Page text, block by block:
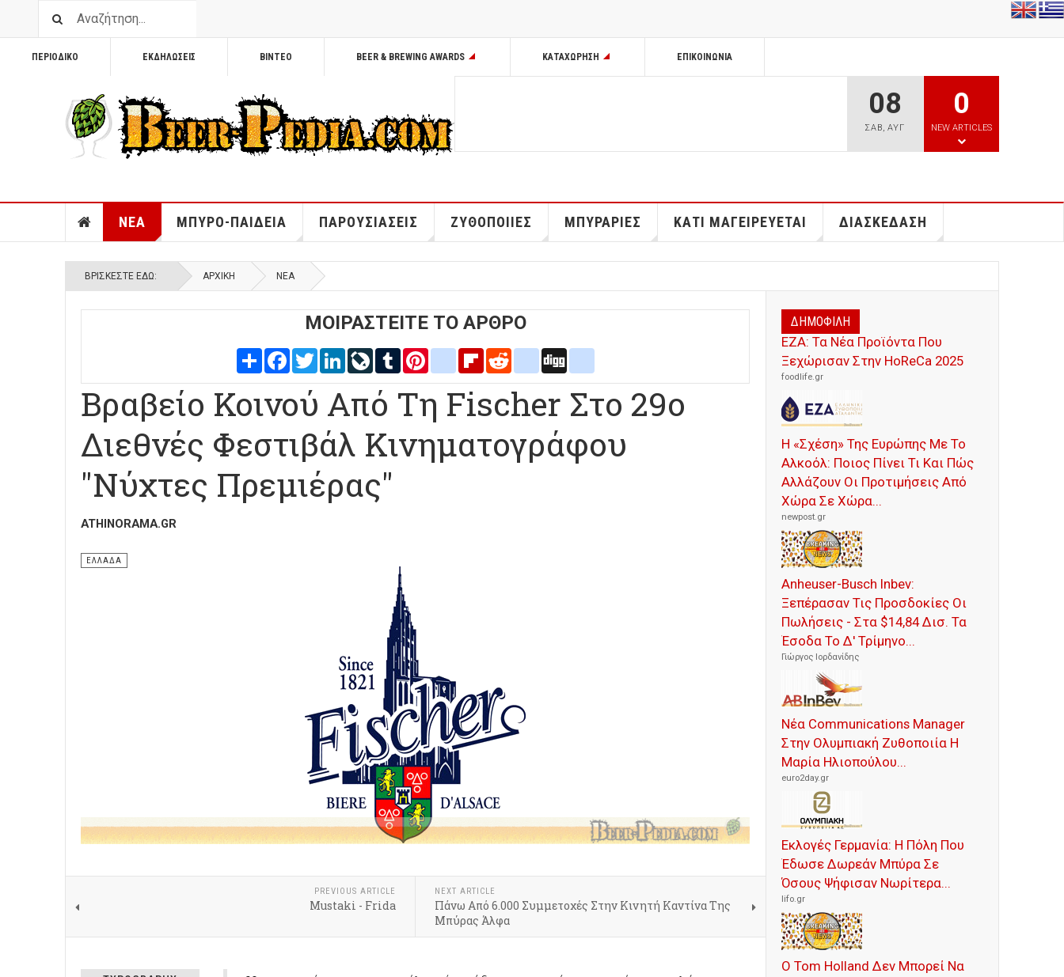
ΠΕΡΙΟΔΙΚΟ ΕΚΔΗΛΩΣΕΙΣ ΒΙΝΤΕΟ BEER & BREWING AWARDS ΚΑΤΑΧΩΡΗΣΗ ΕΠΙΚΟΙΝΩΝΊΑ
08
ΣΑΒ,ΑΥΓ
0
NEW ARTICLES
ΝΕΑ ΜΠΥΡΟ-ΠΑΙΔΕΙΑ ΠΑΡΟΥΣΙΑΣΕΙΣ ΖΥΘΟΠΟΙΙΕΣ ΜΠΥΡΑΡΙΕΣ ΚΑΤΙ ΜΑΓΕΙΡΕΥΕΤΑΙ ΔΙΑΣΚΕΔΑΣΗ
ΒΡΊΣΚΕΣΤΕ ΕΔΏ: ΑΡΧΙΚΉ ΝΕΑ
ΜΟΙΡΑΣΤΕΙΤΕ ΤΟ ΑΡΘΡΟ
Share FacebookTwitterLinkedInLiveJournal
Tumblr Pinterestblogger_post
FlipboardRedditdelicious
Βραβείο Κοινού Από Τη Fischer Στο 29o
Διεθνές Φεστιβάλ Κινηματογράφου
"Νύχτες Πρεμιέρας"
ATHINORAMA.GR
ΕΛΛΑΔΑ
PREVIOUS ARTICLE
Mustaki - Frida
NEXT ARTICLE
Πάνω Από 6.000 Συμμετοχές Στην Κινητή Καντίνα Της
Μπύρας Άλφα
ΔΗΜΟΦΙΛΗ
ΕΖΑ: Τα Νέα Προϊόντα Που
Ξεχώρισαν Στην HoReCa 2025
foodlife.gr
Η «Σχέση» Της Ευρώπης Με Το
Αλκοόλ: Ποιος Πίνει Τι Και Πώς
Αλλάζουν Οι Προτιμήσεις Από
Χώρα Σε Χώρα...
newpost.gr
Anheuser-Busch Inbev:
Ξεπέρασαν Τις Προσδοκίες Οι
Πωλήσεις - Στα $14,84 Δισ. Τα
Έσοδα Το Δ' Τρίμηνο...
Γιώργος Ιορδανίδης
Νέα Communications Manager
Στην Ολυμπιακή Ζυθοποιία Η
Μαρία Ηλιοπούλου...
euro2day.gr
Εκλογές Γερμανία: Η Πόλη Που
Έδωσε Δωρεάν Μπύρα Σε
Όσους Ψήφισαν Νωρίτερα...
lifo.gr
Ο Tom Holland Δεν Μπορεί Να